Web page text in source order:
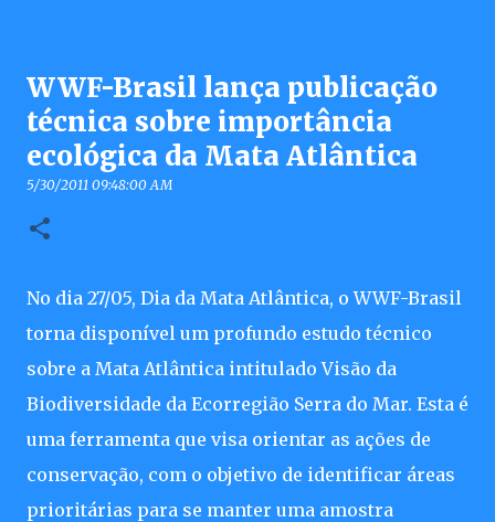
WWF-Brasil lança publicação
técnica sobre importância
ecológica da Mata Atlântica
5/30/2011 09:48:00 AM
No dia 27/05, Dia da Mata Atlântica, o WWF-Brasil
torna disponível um profundo estudo técnico
sobre a Mata Atlântica intitulado Visão da
Biodiversidade da Ecorregião Serra do Mar. Esta é
uma ferramenta que visa orientar as ações de
conservação, com o objetivo de identificar áreas
prioritárias para se manter uma amostra